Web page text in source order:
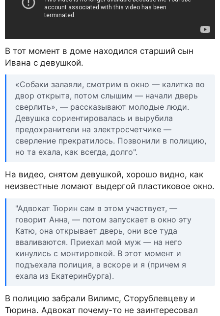
В тот момент в доме находился старший сын
Ивана с девушкой.
«Собаки залаяли, смотрим в окно — калитка во
двор открыта, потом слышим — начали дверь
сверлить», — рассказывают молодые люди.
Девушка сориентировалась и вырубила
предохранители на электросчетчике —
сверление прекратилось. Позвонили в полицию,
но та ехала, как всегда, долго".
На видео, снятом девушкой, хорошо видно, как
неизвестные ломают выдергой пластиковое окно.
"Адвокат Тюрин сам в этом участвует, —
говорит Анна, — потом запускает в окно эту
Катю, она открывает дверь, они все туда
вваливаются. Приехал мой муж — на него
кинулись с монтировкой. В этот момент и
подъехала полиция, а вскоре и я (причем я
ехала из Екатеринбурга).
В полицию забрали Вилимс, Сторублевцеву и
Тюрина. Адвокат почему-то не заинтересовал